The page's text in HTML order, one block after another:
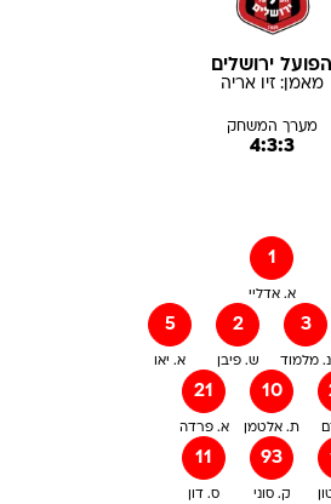
הפועל ירושלים
מאמן:זיו אריה
מערך המשחק
4:3:3
1
א. אדליי
5
א. יאו
2
ש. פיבן
3
נ. מלמוד
21
א. פרדה
10
ת. אלטמן
11
ס. דון
93
ק. סוני